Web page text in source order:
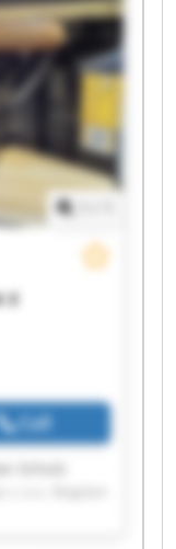
z
Call
Schulz
z o.o.